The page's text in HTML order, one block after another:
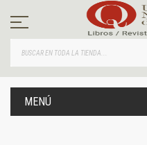
contenido
MENÚ